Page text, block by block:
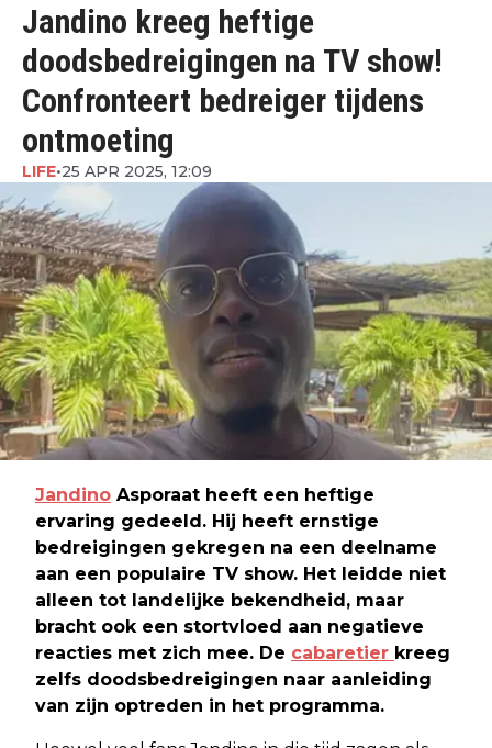
Jandino kreeg heftige
doodsbedreigingen na TV show!
Confronteert bedreiger tijdens
ontmoeting
LIFE•25 APR 2025, 12:09
Jandino Asporaat heeft een heftige
ervaring gedeeld. Hij heeft ernstige
bedreigingen gekregen na een deelname
aan een populaire TV show. Het leidde niet
alleen tot landelijke bekendheid, maar
bracht ook een stortvloed aan negatieve
reacties met zich mee. De cabaretier kreeg
zelfs doodsbedreigingen naar aanleiding
van zijn optreden in het programma.